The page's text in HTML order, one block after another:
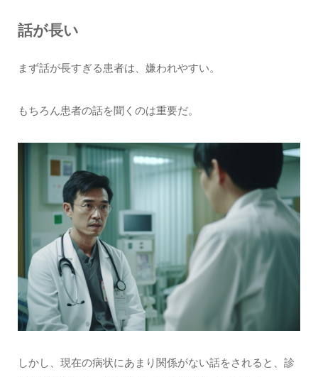
話が長い
まず話が長すぎる患者は、嫌われやすい。
もちろん患者の話を聞くのは重要だ。
しかし、現在の病状にあまり関係がない話をされると、診